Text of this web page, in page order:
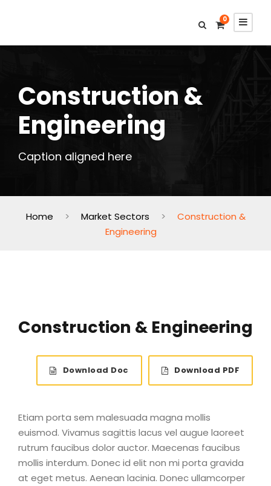
0
Construction &
Engineering
Caption aligned here
Home > Market Sectors >
Construction &
Engineering
Construction & Engineering
Download Doc Download PDF
Etiam porta sem malesuada magna mollis
euismod. Vivamus sagittis lacus vel augue laoreet
rutrum faucibus dolor auctor. Maecenas faucibus
mollis interdum. Donec id elit non mi porta gravida
at eget metus. Aenean lacinia. Donec ullamcorper